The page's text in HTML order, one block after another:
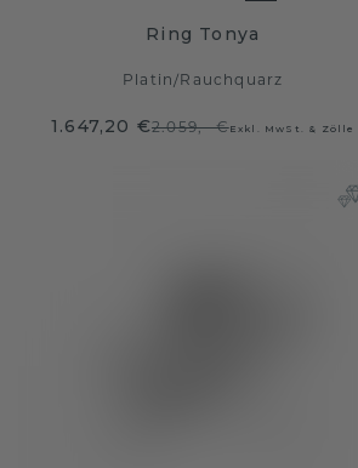
Ring Tonya
Platin/Rauchquarz
1.647,20 €2.059,- €Exkl. MwSt. & Zölle